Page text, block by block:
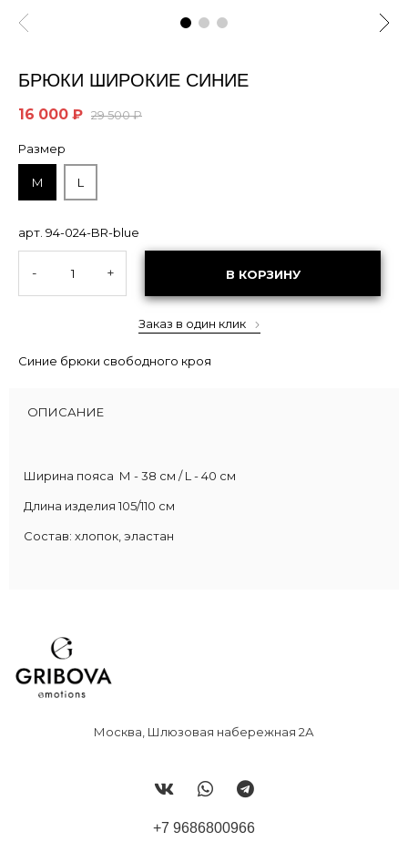
БРЮКИ ШИРОКИЕ СИНИЕ
16 000 ₽ 29 500 ₽
Размер
M L
арт. 94-024-BR-blue
- + В КОРЗИНУ
Заказ в один клик
Синие брюки свободного кроя
ОПИСАНИЕ
Ширина пояса М - 38 см / L - 40 см
Длина изделия 105/110 см
Состав: хлопок, эластан
Москва, Шлюзовая набережная 2А
+7 9686800966